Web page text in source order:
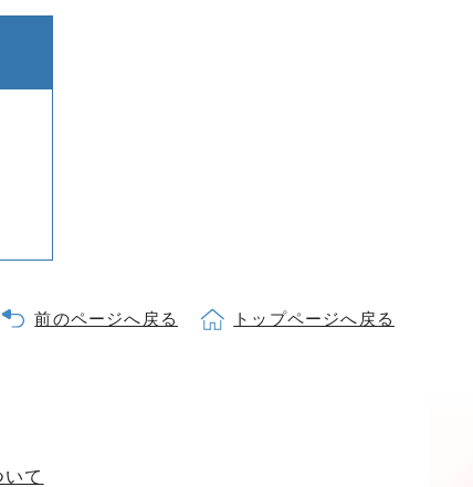
前のページへ戻る トップページへ戻る
て